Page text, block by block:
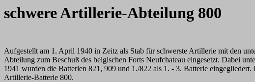
schwere Artillerie-Abteilung 800
Aufgestellt am 1. April 1940 in Zeitz als Stab für schwerste Artillerie mit den
Abteilung zum Beschuß des belgischen Forts Neufchateau eingesetzt. Dabei
1941 wurden die Batterien 821, 909 und 1./822 als 1. - 3. Batterie
Artillerie-Batterie 800.